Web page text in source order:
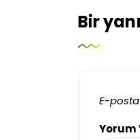
Bir
E-
Yorum